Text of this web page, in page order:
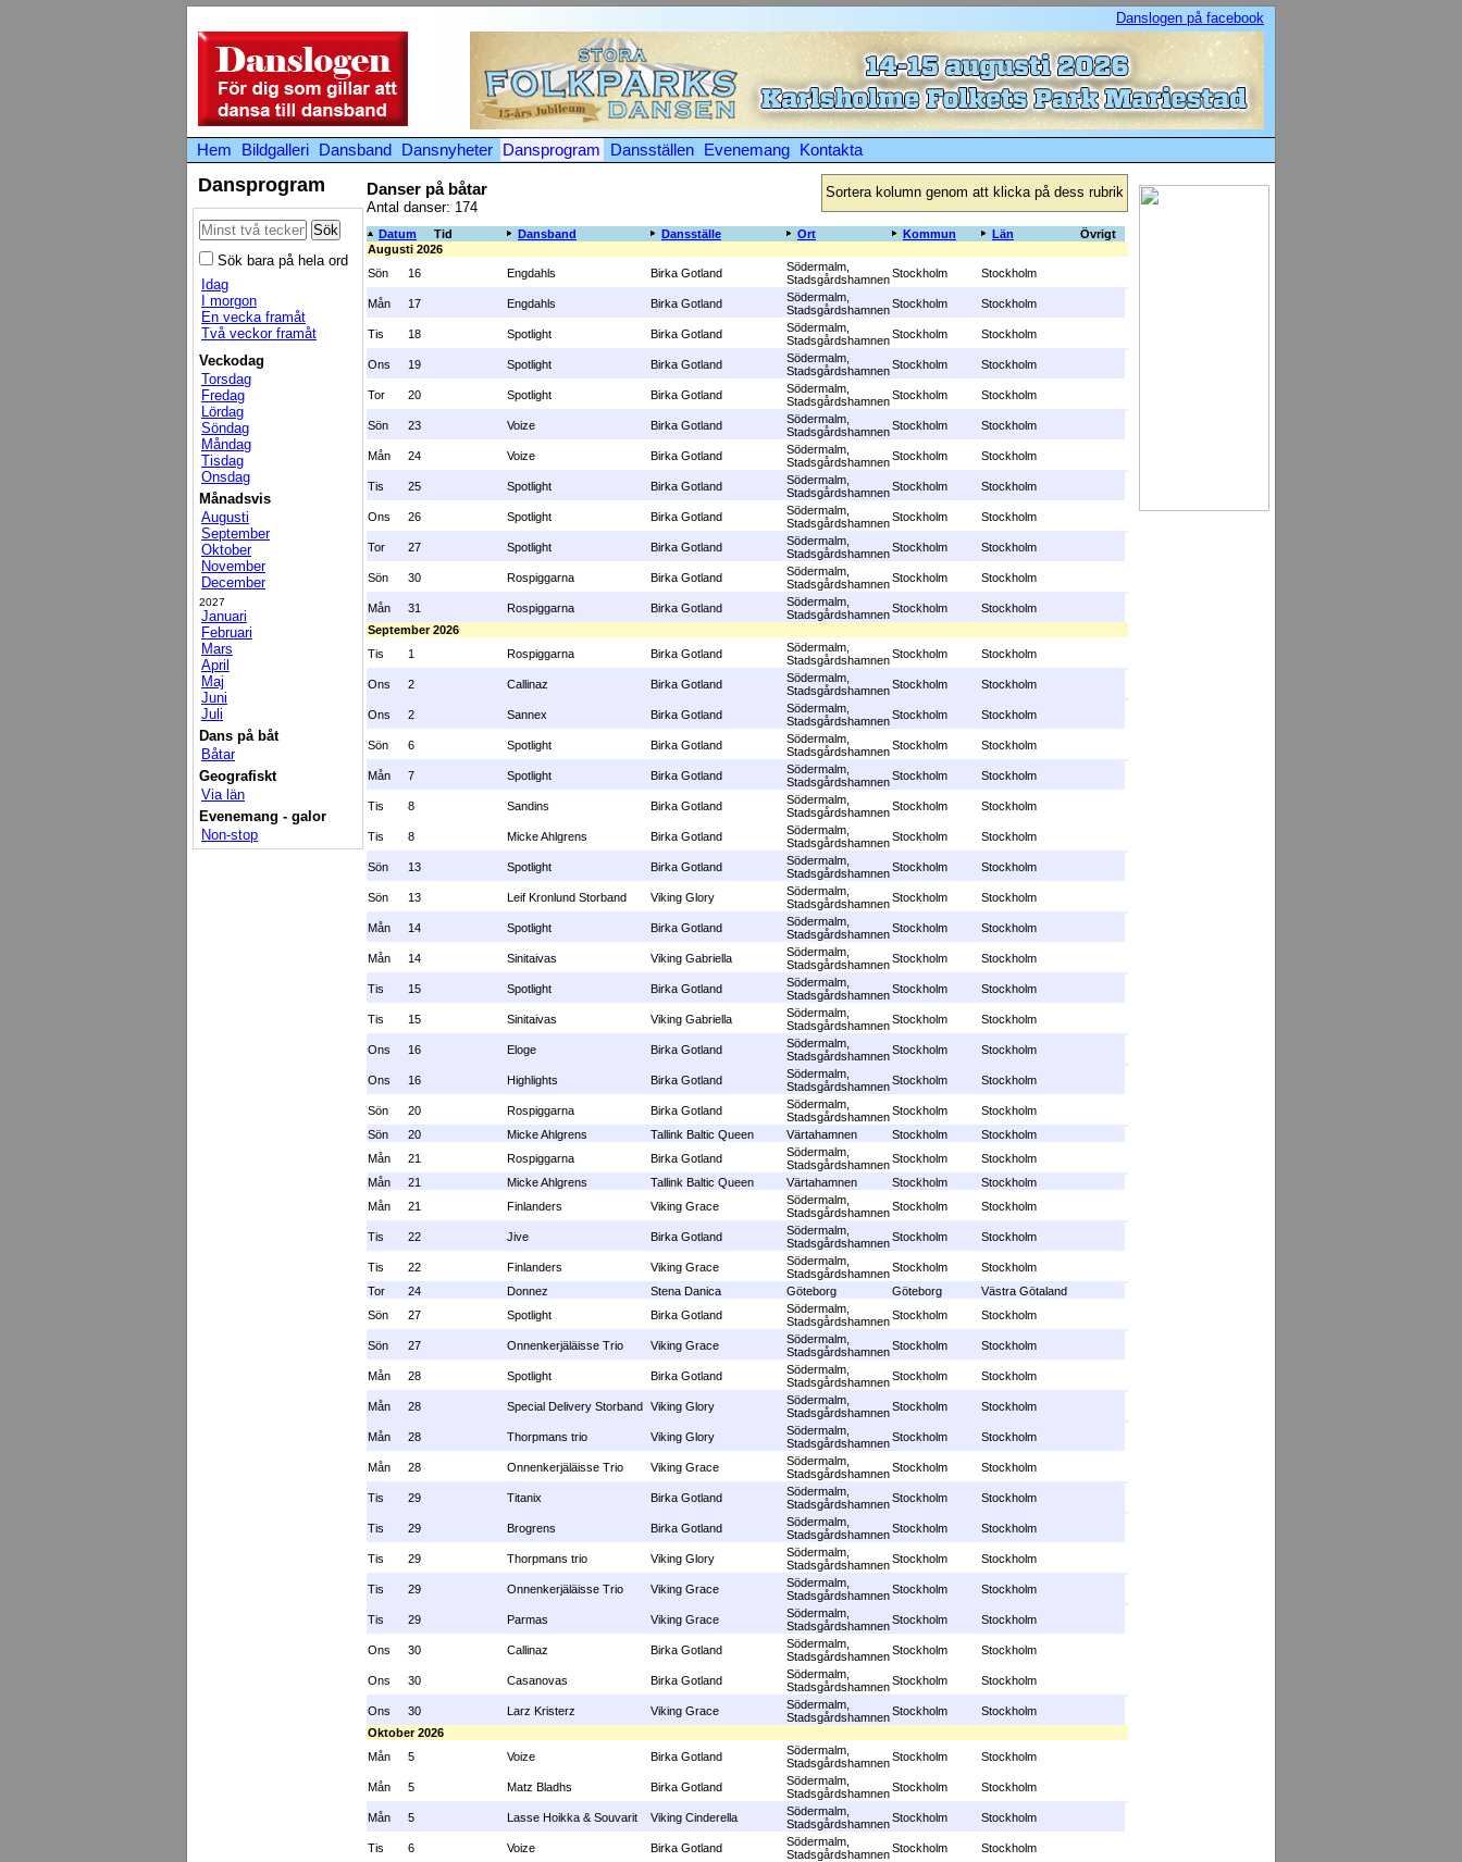
Danslogen på facebook
Hem Bildgalleri Dansband Dansnyheter Dansprogram Dansställen Evenemang Kontakta
Dansprogram
Sök bara på hela ord
Idag
I morgon
En vecka framåt
Två veckor framåt
Veckodag
Torsdag
Fredag
Lördag
Söndag
Måndag
Tisdag
Onsdag
Månadsvis
Augusti
September
Oktober
November
December
2027
Januari
Februari
Mars
April
Maj
Juni
Juli
Dans på båt
Båtar
Geografiskt
Via län
Evenemang - galor
Non-stop
Sortera kolumn genom att klicka på dess rubrik
Danser på båtar
Antal danser: 174
Datum Tid Dansband Dansställe Ort Kommun Län
Övrigt
Augusti 2026
Sön
16 Engdahls Birka Gotland
Södermalm,
StadsgårdshamnenStockholm Stockholm
Mån 17 Engdahls Birka Gotland
Södermalm,
StadsgårdshamnenStockholm Stockholm
Tis 18 Spotlight Birka Gotland
Södermalm,
StadsgårdshamnenStockholm Stockholm
Ons 19 Spotlight Birka Gotland
Södermalm,
StadsgårdshamnenStockholm Stockholm
Tor 20 Spotlight Birka Gotland
Södermalm,
StadsgårdshamnenStockholm Stockholm
Sön 23 Voize Birka Gotland
Södermalm,
StadsgårdshamnenStockholm Stockholm
Mån 24 Voize Birka Gotland
Södermalm,
StadsgårdshamnenStockholm Stockholm
Tis 25 Spotlight Birka Gotland
Södermalm,
StadsgårdshamnenStockholm Stockholm
Ons 26 Spotlight Birka Gotland
Södermalm,
StadsgårdshamnenStockholm Stockholm
Tor 27 Spotlight Birka Gotland
Södermalm,
StadsgårdshamnenStockholm Stockholm
Sön 30 Rospiggarna Birka Gotland
Södermalm,
StadsgårdshamnenStockholm Stockholm
Mån 31 Rospiggarna Birka Gotland
Södermalm,
StadsgårdshamnenStockholm
Stockholm
September 2026
Tis
1 Rospiggarna Birka Gotland
Södermalm,
StadsgårdshamnenStockholm Stockholm
Ons 2 Callinaz Birka Gotland
Södermalm,
StadsgårdshamnenStockholm Stockholm
Ons 2 Sannex Birka Gotland
Södermalm,
StadsgårdshamnenStockholm Stockholm
Sön 6 Spotlight Birka Gotland
Södermalm,
StadsgårdshamnenStockholm Stockholm
Mån 7 Spotlight Birka Gotland
Södermalm,
StadsgårdshamnenStockholm Stockholm
Tis 8 Sandins Birka Gotland
Södermalm,
StadsgårdshamnenStockholm Stockholm
Tis 8 Micke Ahlgrens Birka Gotland
Södermalm,
StadsgårdshamnenStockholm Stockholm
Sön 13 Spotlight Birka Gotland
Södermalm,
StadsgårdshamnenStockholm Stockholm
Sön 13 Leif Kronlund Storband Viking Glory
Södermalm,
StadsgårdshamnenStockholm Stockholm
Mån 14 Spotlight Birka Gotland
Södermalm,
StadsgårdshamnenStockholm Stockholm
Mån 14 Sinitaivas Viking Gabriella
Södermalm,
StadsgårdshamnenStockholm Stockholm
Tis 15 Spotlight Birka Gotland
Södermalm,
StadsgårdshamnenStockholm Stockholm
Tis 15 Sinitaivas Viking Gabriella
Södermalm,
StadsgårdshamnenStockholm Stockholm
Ons 16 Eloge Birka Gotland
Södermalm,
StadsgårdshamnenStockholm Stockholm
Ons 16 Highlights Birka Gotland
Södermalm,
StadsgårdshamnenStockholm Stockholm
Sön 20 Rospiggarna Birka Gotland
Södermalm,
StadsgårdshamnenStockholm
Stockholm
Sön
20 Micke Ahlgrens Tallink Baltic Queen Värtahamnen Stockholm
Stockholm
Mån
21 Rospiggarna Birka Gotland
Södermalm,
StadsgårdshamnenStockholm
Stockholm
Mån
21 Micke Ahlgrens Tallink Baltic Queen Värtahamnen Stockholm
Stockholm
Mån
21 Finlanders Viking Grace
Södermalm,
StadsgårdshamnenStockholm Stockholm
Tis 22 Jive Birka Gotland
Södermalm,
StadsgårdshamnenStockholm Stockholm
Tis 22 Finlanders Viking Grace
Södermalm,
StadsgårdshamnenStockholm
Stockholm
Tor
24 Donnez Stena Danica Göteborg Göteborg
Västra Götaland
Sön
27 Spotlight Birka Gotland
Södermalm,
StadsgårdshamnenStockholm Stockholm
Sön 27 Onnenkerjäläisse Trio Viking Grace
Södermalm,
StadsgårdshamnenStockholm Stockholm
Mån 28 Spotlight Birka Gotland
Södermalm,
StadsgårdshamnenStockholm Stockholm
Mån 28 Special Delivery Storband Viking Glory
Södermalm,
StadsgårdshamnenStockholm Stockholm
Mån 28 Thorpmans trio Viking Glory
Södermalm,
StadsgårdshamnenStockholm Stockholm
Mån 28 Onnenkerjäläisse Trio Viking Grace
Södermalm,
StadsgårdshamnenStockholm Stockholm
Tis 29 Titanix Birka Gotland
Södermalm,
StadsgårdshamnenStockholm Stockholm
Tis 29 Brogrens Birka Gotland
Södermalm,
StadsgårdshamnenStockholm Stockholm
Tis 29 Thorpmans trio Viking Glory
Södermalm,
StadsgårdshamnenStockholm Stockholm
Tis 29 Onnenkerjäläisse Trio Viking Grace
Södermalm,
StadsgårdshamnenStockholm Stockholm
Tis 29 Parmas Viking Grace
Södermalm,
StadsgårdshamnenStockholm Stockholm
Ons 30 Callinaz Birka Gotland
Södermalm,
StadsgårdshamnenStockholm Stockholm
Ons 30 Casanovas Birka Gotland
Södermalm,
StadsgårdshamnenStockholm Stockholm
Ons 30 Larz Kristerz Viking Grace
Södermalm,
StadsgårdshamnenStockholm
Stockholm
Oktober 2026
Mån
5 Voize Birka Gotland
Södermalm,
StadsgårdshamnenStockholm Stockholm
Mån 5 Matz Bladhs Birka Gotland
Södermalm,
StadsgårdshamnenStockholm Stockholm
Mån 5 Lasse Hoikka & Souvarit Viking Cinderella
Södermalm,
StadsgårdshamnenStockholm Stockholm
Tis 6 Voize Birka Gotland
Södermalm,
StadsgårdshamnenStockholm Stockholm